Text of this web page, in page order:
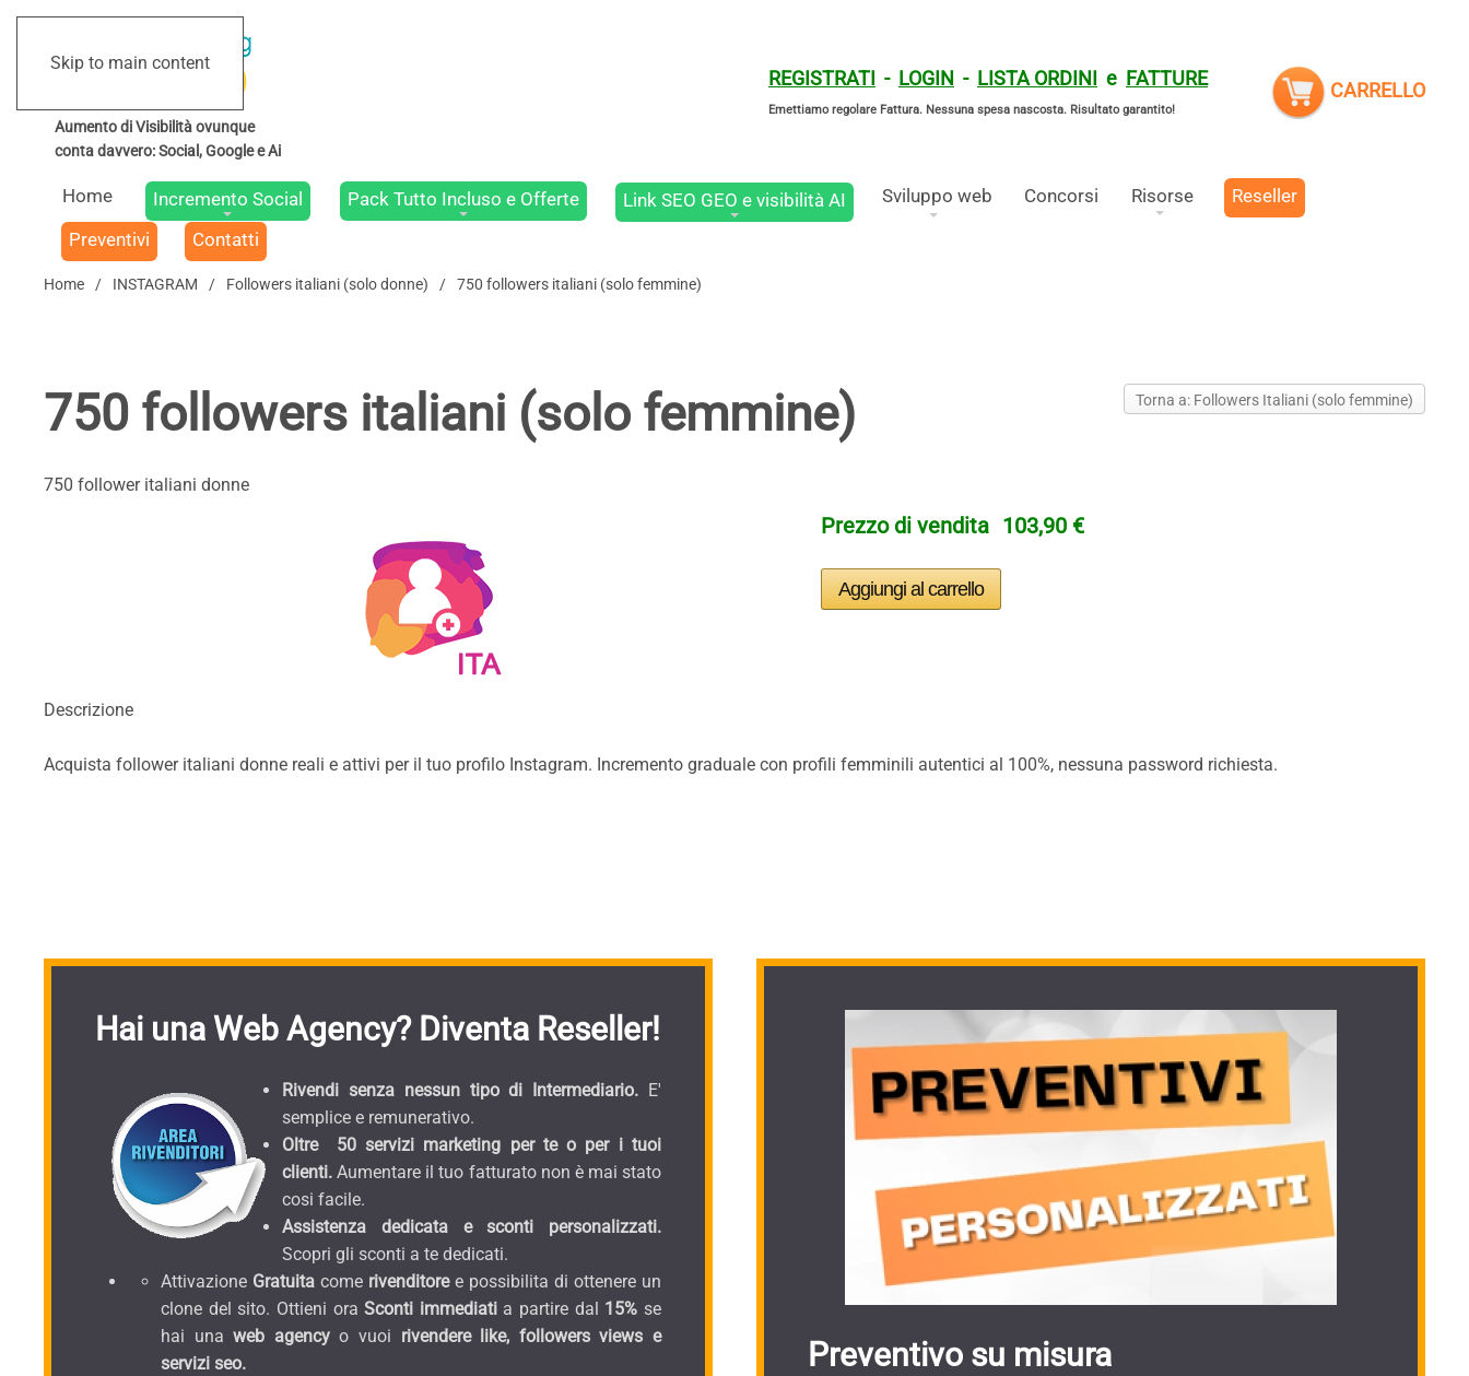
Skip to main content
REGISTRATI - LOGIN - LISTA ORDINI e FATTURE
Emettiamo regolare Fattura. Nessuna spesa nascosta. Risultato garantito!
CARRELLO
Home Incremento Social Pack Tutto Incluso e Offerte Link SEO GEO e visibilità AI Sviluppo web Concorsi Risorse
Reseller
Preventivi
Contatti
Home INSTAGRAM Followers italiani (solo donne) 750 followers italiani (solo femmine)
Torna a: Followers Italiani (solo femmine)
750 followers italiani (solo femmine)
750 follower italiani donne
Prezzo di vendita 103,90 €
Descrizione
Acquista follower italiani donne reali e attivi per il tuo profilo Instagram. Incremento graduale con profili femminili autentici al 100%, nessuna password richiesta.
Hai una Web Agency? Diventa Reseller!
Rivendi senza nessun tipo di Intermediario. E'
semplice e remunerativo.
Oltre 50 servizi marketing per te o per i tuoi
clienti. Aumentare il tuo fatturato non è mai stato
cosi facile.
Assistenza dedicata e sconti personalizzati.
Scopri gli sconti a te dedicati.
Attivazione Gratuita come rivenditoree possibilita di ottenere un
clone del sito. Ottieni oraSconti immediati a partire dal 15% se
hai una web agencyo vuoi rivendere like, followers views e
servizi seo.
Preventivo su misura